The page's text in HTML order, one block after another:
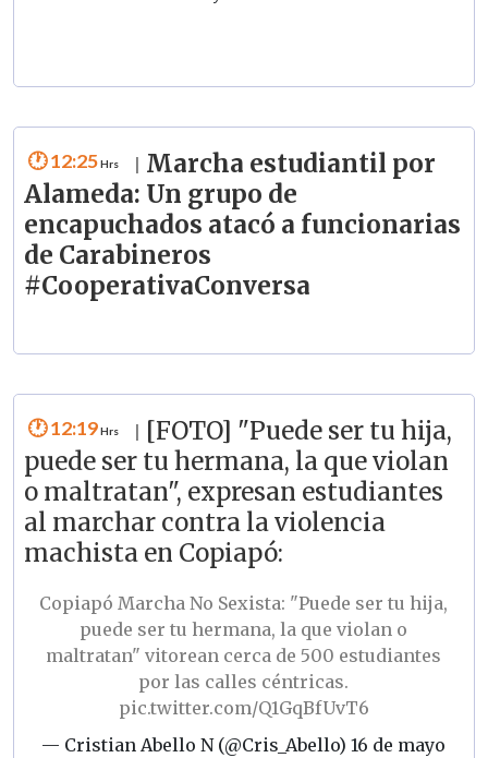
12:25
Marcha estudiantil por
Alameda: Un grupo de
encapuchados atacó a funcionarias
de Carabineros
#CooperativaConversa
12:19
[FOTO] "Puede ser tu hija,
puede ser tu hermana, la que violan
o maltratan", expresan estudiantes
al marchar contra la violencia
machista en Copiapó:
Copiapó Marcha No Sexista: "Puede ser tu hija,
puede ser tu hermana, la que violan o
maltratan" vitorean cerca de 500 estudiantes
por las calles céntricas.
pic.twitter.com/Q1GqBfUvT6
— Cristian Abello N (@Cris_Abello)16 de mayo